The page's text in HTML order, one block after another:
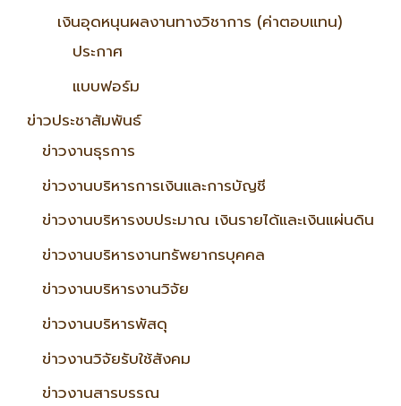
เงินอุดหนุนผลงานทางวิชาการ (ค่าตอบแทน)
ประกาศ
แบบฟอร์ม
ข่าวประชาสัมพันธ์
ข่าวงานธุรการ
ข่าวงานบริหารการเงินและการบัญชี
ข่าวงานบริหารงบประมาณ เงินรายได้และเงินแผ่นดิน
ข่าวงานบริหารงานทรัพยากรบุคคล
ข่าวงานบริหารงานวิจัย
ข่าวงานบริหารพัสดุ
ข่าวงานวิจัยรับใช้สังคม
ข่าวงานสารบรรณ